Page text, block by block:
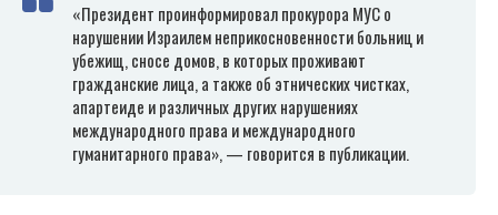
«Президент проинформировал прокурора МУС о
нарушении Израилем неприкосновенности больниц и
убежищ, сносе домов, в которых проживают
гражданские лица, а также об этнических чистках,
апартеиде и различных других нарушениях
международного права и международного
гуманитарного права», — говорится в публикации.